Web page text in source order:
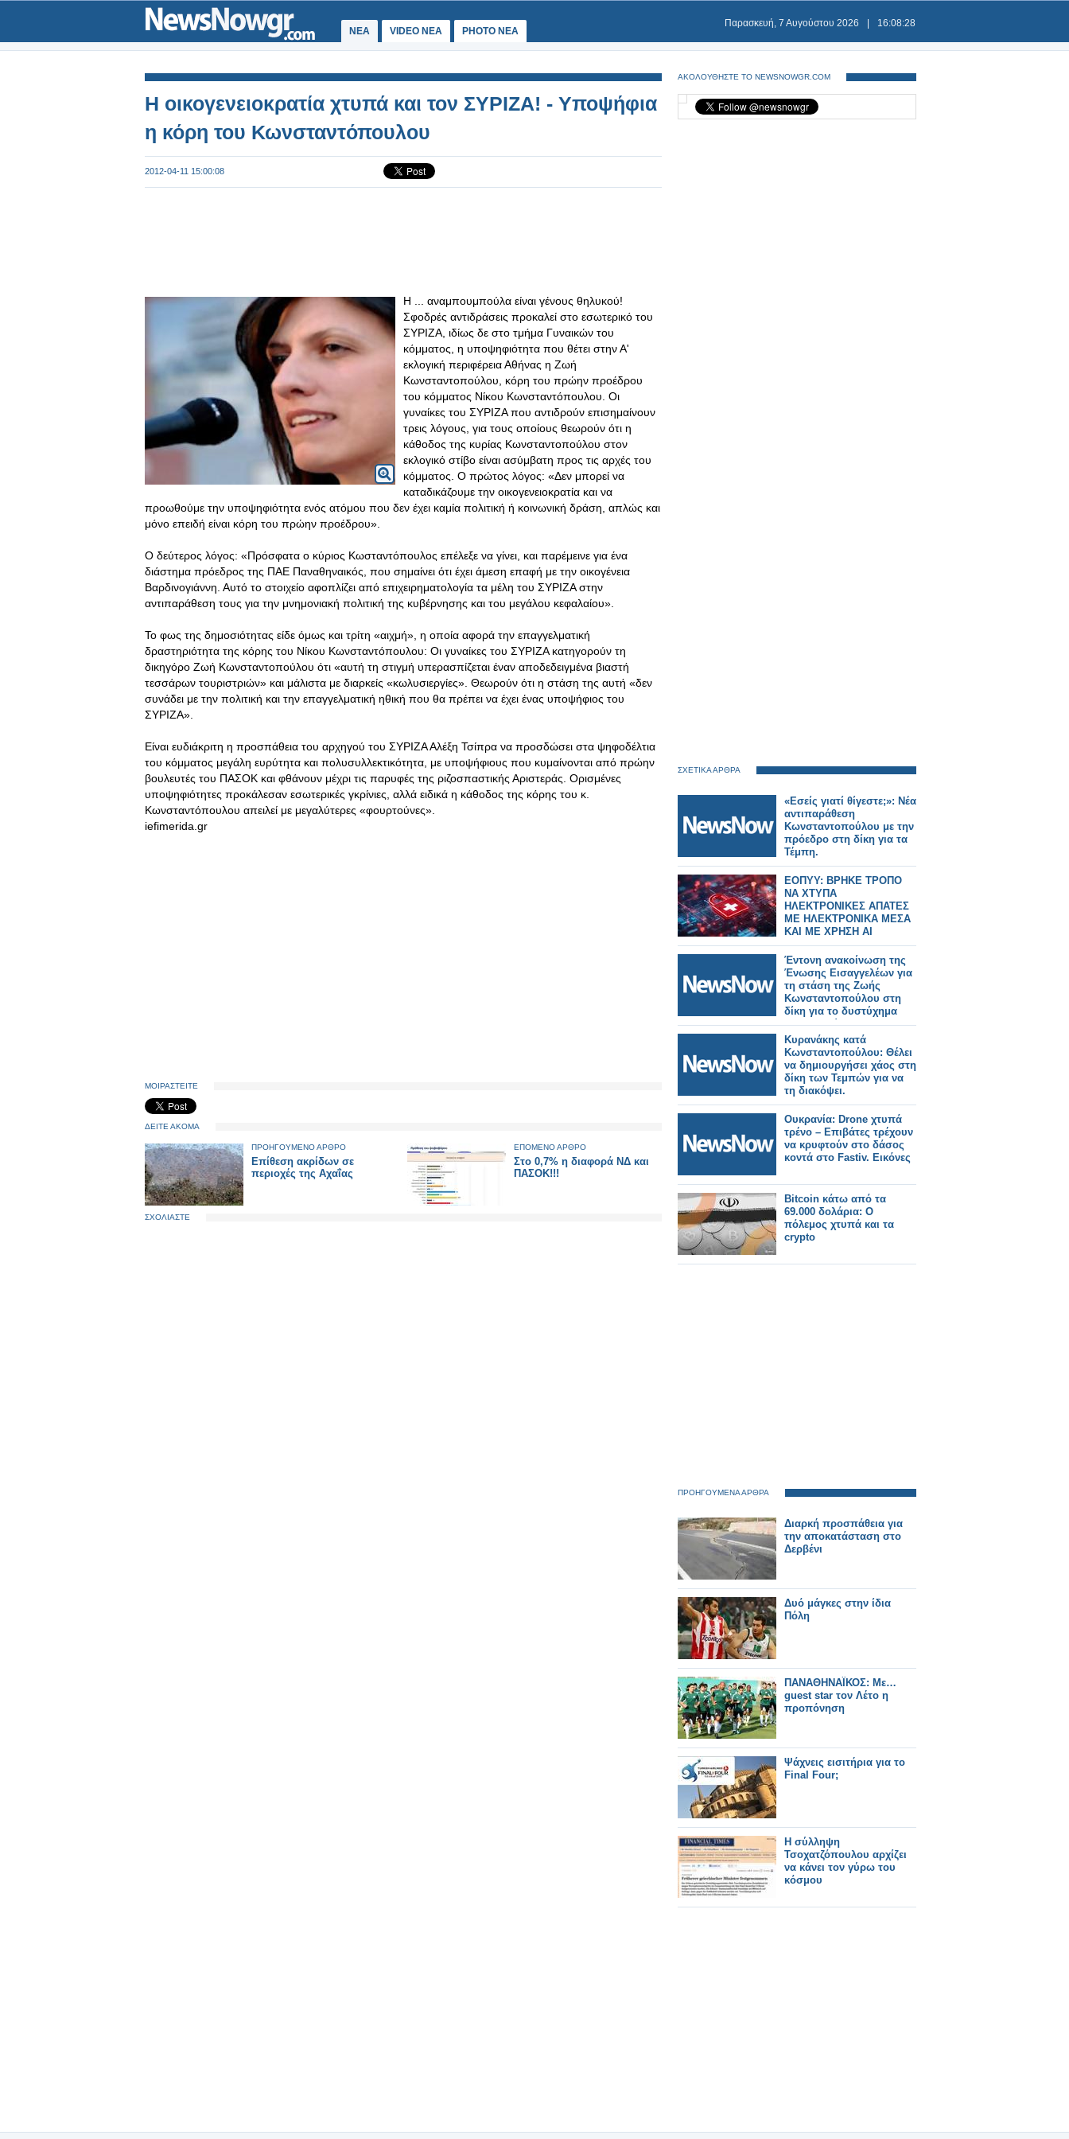
ΝΕΑ VIDEO NEA PHOTO NEA
Παρασκευή, 7 Αυγούστου 2026 16:08:28
Η οικογενειοκρατία χτυπά και τον ΣΥΡΙΖΑ! - Υποψήφια
η κόρη του Κωνσταντόπουλου
2012-04-11 15:00:08
Η ... αναμπουμπούλα είναι γένους θηλυκού!
Σφοδρές αντιδράσεις προκαλεί στο εσωτερικό του
ΣΥΡΙΖΑ, ιδίως δε στο τμήμα Γυναικών του
κόμματος, η υποψηφιότητα που θέτει στην Α'
εκλογική περιφέρεια Αθήνας η Ζωή
Κωνσταντοπούλου, κόρη του πρώην προέδρου
του κόμματος Νίκου Κωνσταντόπουλου. Οι
γυναίκες του ΣΥΡΙΖΑ που αντιδρούν επισημαίνουν
τρεις λόγους, για τους οποίους θεωρούν ότι η
κάθοδος της κυρίας Κωνσταντοπούλου στον
εκλογικό στίβο είναι ασύμβατη προς τις αρχές του
κόμματος. Ο πρώτος λόγος: «Δεν μπορεί να
καταδικάζουμε την οικογενειοκρατία και να
προωθούμε την υποψηφιότητα ενός ατόμου που δεν έχει καμία πολιτική ή κοινωνική δράση, απλώς και
μόνο επειδή είναι κόρη του πρώην προέδρου».
Ο δεύτερος λόγος: «Πρόσφατα ο κύριος Κωσταντόπουλος επέλεξε να γίνει, και παρέμεινε για ένα
διάστημα πρόεδρος της ΠΑΕ Παναθηναικός, που σημαίνει ότι έχει άμεση επαφή με την οικογένεια
Βαρδινογιάννη. Αυτό το στοιχείο αφοπλίζει από επιχειρηματολογία τα μέλη του ΣΥΡΙΖΑ στην
αντιπαράθεση τους για την μνημονιακή πολιτική της κυβέρνησης και του μεγάλου κεφαλαίου».
Το φως της δημοσιότητας είδε όμως και τρίτη «αιχμή», η οποία αφορά την επαγγελματική
δραστηριότητα της κόρης του Νίκου Κωνσταντόπουλου: Οι γυναίκες του ΣΥΡΙΖΑ κατηγορούν τη
δικηγόρο Ζωή Κωνσταντοπούλου ότι «αυτή τη στιγμή υπερασπίζεται έναν αποδεδειγμένα βιαστή
τεσσάρων τουριστριών» και μάλιστα με διαρκείς «κωλυσιεργίες». Θεωρούν ότι η στάση της αυτή «δεν
συνάδει με την πολιτική και την επαγγελματική ηθική που θα πρέπει να έχει ένας υποψήφιος του
ΣΥΡΙΖΑ».
Είναι ευδιάκριτη η προσπάθεια του αρχηγού του ΣΥΡΙΖΑ Αλέξη Τσίπρα να προσδώσει στα ψηφοδέλτια
του κόμματος μεγάλη ευρύτητα και πολυσυλλεκτικότητα, με υποψήφιους που κυμαίνονται από πρώην
βουλευτές του ΠΑΣΟΚ και φθάνουν μέχρι τις παρυφές της ριζοσπαστικής Αριστεράς. Ορισμένες
υποψηφιότητες προκάλεσαν εσωτερικές γκρίνιες, αλλά ειδικά η κάθοδος της κόρης του κ.
Κωνσταντόπουλου απειλεί με μεγαλύτερες «φουρτούνες».
iefimerida.gr
ΜΟΙΡΑΣΤΕΙΤΕ
ΔΕΙΤΕ ΑΚΟΜΑ
ΠΡΟΗΓΟΥΜΕΝΟ ΑΡΘΡΟ
Επίθεση ακρίδων σε
περιοχές της Αχαΐας
ΕΠΟΜΕΝΟ ΑΡΘΡΟ
Στο 0,7% η διαφορά ΝΔ και
ΠΑΣΟΚ!!!
ΣΧΟΛΙΑΣΤΕ
ΑΚΟΛΟΥΘΗΣΤΕ ΤΟ NEWSNOWGR.COM
ΣΧΕΤΙΚΑ ΑΡΘΡΑ
«Εσείς γιατί θίγεστε;»: Νέα
αντιπαράθεση
Κωνσταντοπούλου με την
πρόεδρο στη δίκη για τα
Τέμπη.
ΕΟΠΥΥ: ΒΡΗΚΕ ΤΡΟΠΟ
ΝΑ ΧΤΥΠΑ
ΗΛΕΚΤΡΟΝΙΚΕΣ ΑΠΑΤΕΣ
ΜΕ ΗΛΕΚΤΡΟΝΙΚΑ ΜΕΣΑ
ΚΑΙ ΜΕ ΧΡΗΣΗ ΑΙ
Έντονη ανακοίνωση της
Ένωσης Εισαγγελέων για
τη στάση της Ζωής
Κωνσταντοπούλου στη
δίκη για το δυστύχημα
των Τεμπών
Κυρανάκης κατά
Κωνσταντοπούλου: Θέλει
να δημιουργήσει χάος στη
δίκη των Τεμπών για να
τη διακόψει.
Ουκρανία: Drone χτυπά
τρένο – Επιβάτες τρέχουν
να κρυφτούν στο δάσος
κοντά στο Fastiv. Εικόνες
Bitcoin κάτω από τα
69.000 δολάρια: Ο
πόλεμος χτυπά και τα
crypto
ΠΡΟΗΓΟΥΜΕΝΑ ΑΡΘΡΑ
Διαρκή προσπάθεια για
την αποκατάσταση στο
Δερβένι
Δυό μάγκες στην ίδια
Πόλη
ΠΑΝΑΘΗΝΑΪΚΟΣ: Με…
guest star τον Λέτο η
προπόνηση
Ψάχνεις εισιτήρια για το
Final Four;
Η σύλληψη
Τσοχατζόπουλου αρχίζει
να κάνει τον γύρω του
κόσμου